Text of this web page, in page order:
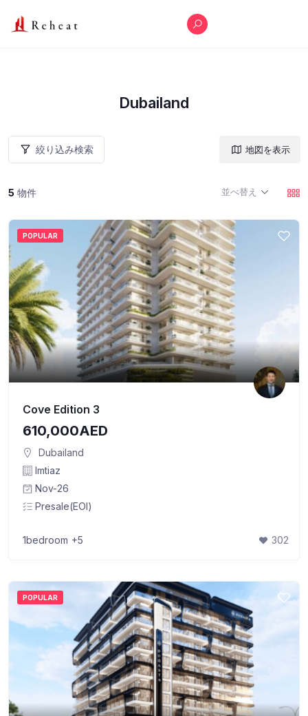
Dubailand
絞り込み検索
5 物件
地図を表示
並べ替え
POPULAR
Cove Edition 3
610,000AED
Dubailand
Imtiaz
Nov-26
Presale(EOI)
1bedroom +5 302
POPULAR